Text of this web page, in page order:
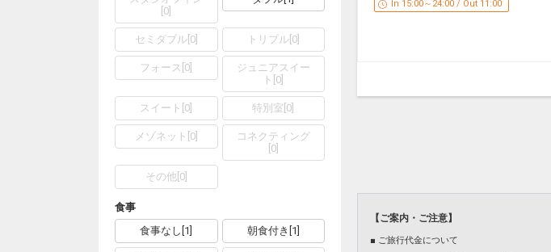
0
セミダブル[ 0] トリプル[ 0]
フォース 0
ジュニアスイー
ト 0
スイート 0 特別室 0
メゾネット 0]
コネクティング
0]
その他[ 0]
食事
食事なし 1 朝食付き 1
In 15:00～24:00 / Out 11:00
【ご案内・ご注意】
■ ご旅行代金について